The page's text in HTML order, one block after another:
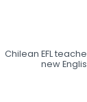
Chilean EFL
new